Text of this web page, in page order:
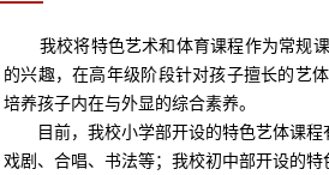
我校将特色艺术和体育课程作为常规课
的兴趣，在高年级阶段针对孩子擅长的艺
培养孩子内在与外显的综合素养。
目前，我校小学部开设的特色艺体课程
戏剧、合唱、书法等；我校初中部开设的